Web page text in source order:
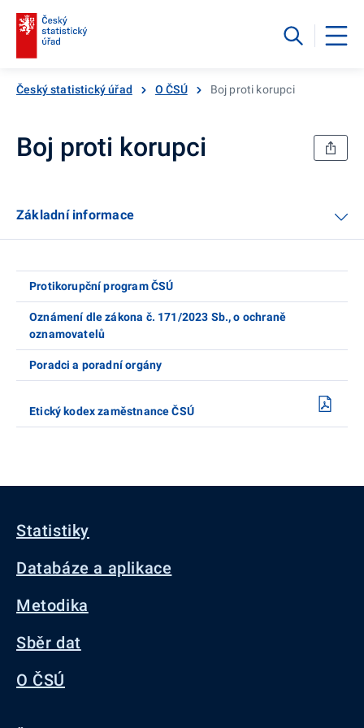
Český statistický úřad O ČSÚ Boj proti korupci
Boj proti korupci
Základní informace
Protikorupční program ČSÚ
Oznámení dle zákona č. 171/2023 Sb., o ochraně
oznamovatelů
Poradci a poradní orgány
Etický kodex zaměstnance ČSÚ
Statistiky
Databáze a aplikace
Metodika
Sběr dat
O ČSÚ